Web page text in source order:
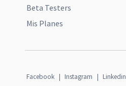
Beta Testers
Mis Planes
Facebook | Instagram | Linkedin